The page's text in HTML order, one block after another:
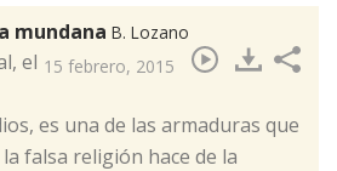
mundana B. Lozano
15 febrero, 2015
el
es una de las armaduras que
falsa religión hace de la